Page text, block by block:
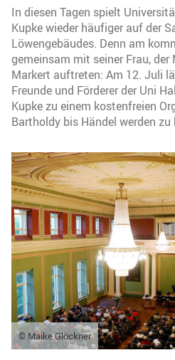
In diesen Tagen spielt
Kupke wieder häufiger auf der
Löwengebäudes. Denn am
gemeinsam mit seiner Frau,
Markert auftreten: Am 12. Juli
Freunde und Förderer der Uni
Kupke zu einem kostenfreien
Bartholdy bis Händel werden zu
© Maike Glöckner